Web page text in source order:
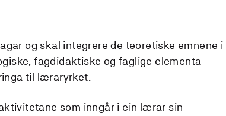
og skal integrere de teoretiske emnene i
fagdidaktiske og faglige elementa
til læraryrket.
som inngår i ein lærar sin